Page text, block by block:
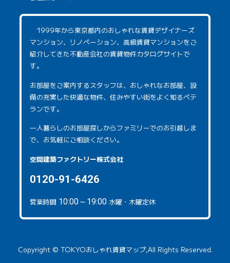
1999年から東京都内のおしゃれな賃貸デザイナーズ
マンション、リノベーション、高級賃貸マンションをご
紹介してきた不動産会社の賃貸物件カタログサイトで
す。
お部屋をご案内するスタッフは、おしゃれなお部屋、設
備の充実した快適な物件、住みやすい街をよく知るベテ
ランです。
一人暮らしのお部屋探しからファミリーでのお引越しま
で、お気軽にご相談ください。
空間建築ファクトリー株式会社
0120-91-6426
営業時間 10:00～19:00 水曜・木曜定休
Copyright © TOKYOおしゃれ賃貸マップ,All Rights Reserved.